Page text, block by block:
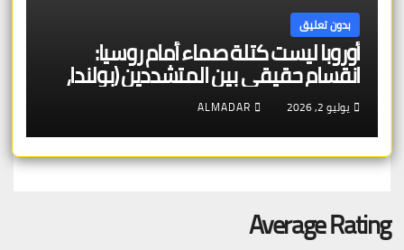
بدون تعليق
أوروبا ليست كتلة صماء أمام روسيا:
انقسام حقيقي بين المتشددين (بولندا،
دول البلطيق) والمتحايلين (المجر،
سلوفاكيا، بلغاريا) — وبلجيكا في
المنتصف
يوليو 2, 2026 ALMADAR
Average Rating